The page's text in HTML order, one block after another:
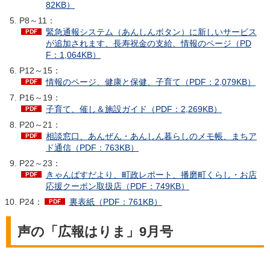
82KB）
P8～11：
緊急通報システム（あんしんボタン）に新しいサービス
が追加されます、長寿祝金の支給、情報のページ（PD
F：1,064KB）
P12～15：
情報のページ、健康と保健、子育て（PDF：2,079KB）
P16～19：
子育て、催し＆施設ガイド（PDF：2,269KB）
P20～21：
相談窓口、あんぜん・あんしん暮らしのメモ帳、まちア
ド通信（PDF：763KB）
P22～23：
きゃんばすだより、町政レポート、播磨町くらし・お店
応援クーポン取扱店（PDF：749KB）
P24：
裏表紙（PDF：761KB）
声の「広報はりま」9月号